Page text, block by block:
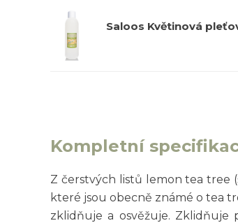
Saloos Květinová
Kompletní
Z čerstvých listů lemon tea tree
které jsou obecně známé o tea
zklidňuje a osvěžuje.